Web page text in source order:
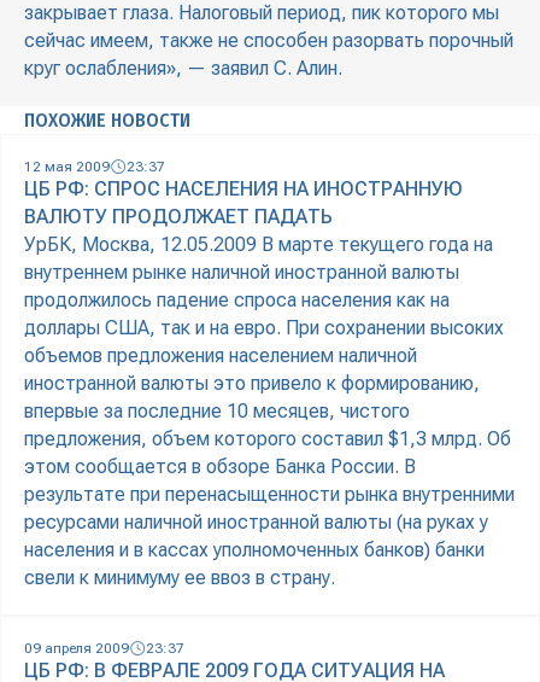
закрывает глаза. Налоговый период, пик которого мы
сейчас имеем, также не способен разорвать порочный
круг ослабления», — заявил С. Алин.
ПОХОЖИЕ НОВОСТИ
12 мая 2009 23:37
ЦБ РФ: СПРОС НАСЕЛЕНИЯ НА ИНОСТРАННУЮ
ВАЛЮТУ ПРОДОЛЖАЕТ ПАДАТЬ
УрБК, Москва, 12.05.2009 В марте текущего года на
внутреннем рынке наличной иностранной валюты
продолжилось падение спроса населения как на
доллары США, так и на евро. При сохранении высоких
объемов предложения населением наличной
иностранной валюты это привело к формированию,
впервые за последние 10 месяцев, чистого
предложения, объем которого составил $1,3 млрд. Об
этом сообщается в обзоре Банка России. В
результате при перенасыщенности рынка внутренними
ресурсами наличной иностранной валюты (на руках у
населения и в кассах уполномоченных банков) банки
свели к минимуму ее ввоз в страну.
09 апреля 2009 23:37
ЦБ РФ: В ФЕВРАЛЕ 2009 ГОДА СИТУАЦИЯ НА